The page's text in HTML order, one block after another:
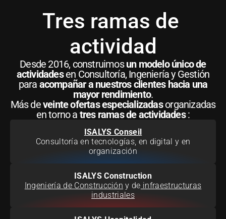
Tres ramas de
actividad
Desde 2016, construimosun modelo único de
actividadesen Consultoría, Ingeniería y Gestión
para acompañar a nuestros clientes hacia una
mayor rendimiento.
Más deveinte ofertas especializadasorganizadas
en torno a tres ramas de actividades:
ISALYS Conseil
Consultoría en tecnologías, en digital y en
organización
ISALYS Construction
Ingeniería de Construcción y de infraestructuras
industriales